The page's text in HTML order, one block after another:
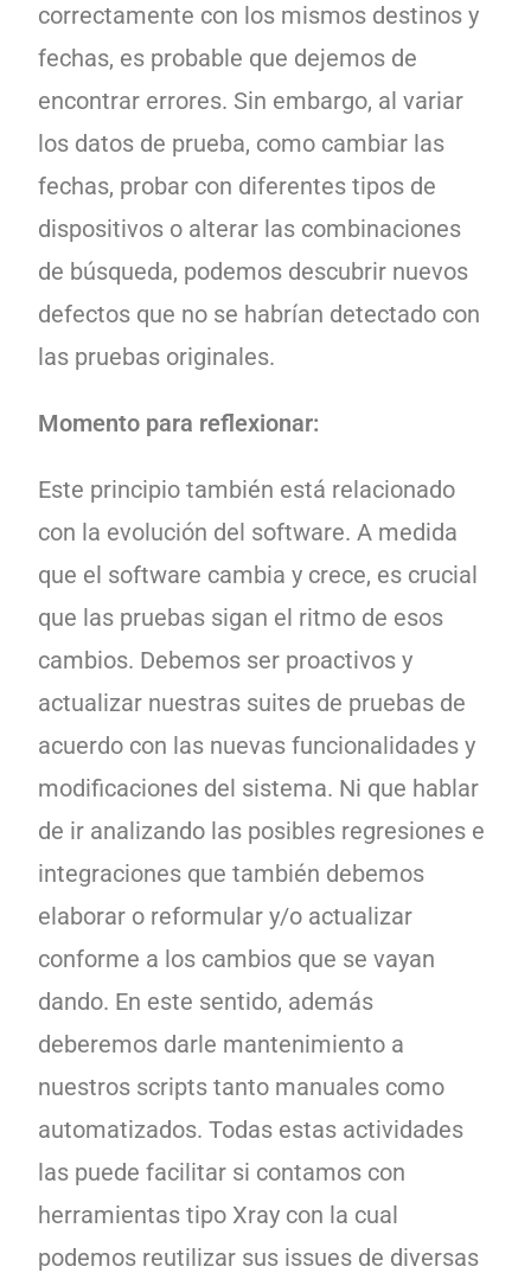
correctamente con los mismos destinos y
fechas, es probable que dejemos de
encontrar errores. Sin embargo, al variar
los datos de prueba, como cambiar las
fechas, probar con diferentes tipos de
dispositivos o alterar las combinaciones
de búsqueda, podemos descubrir nuevos
defectos que no se habrían detectado con
las pruebas originales.
Momento para reflexionar:
Este principio también está relacionado
con la evolución del software. A medida
que el software cambia y crece, es crucial
que las pruebas sigan el ritmo de esos
cambios. Debemos ser proactivos y
actualizar nuestras suites de pruebas de
acuerdo con las nuevas funcionalidades y
modificaciones del sistema. Ni que hablar
de ir analizando las posibles regresiones e
integraciones que también debemos
elaborar o reformular y/o actualizar
conforme a los cambios que se vayan
dando. En este sentido, además
deberemos darle mantenimiento a
nuestros scripts tanto manuales como
automatizados. Todas estas actividades
las puede facilitar si contamos con
herramientas tipo Xray con la cual
podemos reutilizar sus issues de diversas